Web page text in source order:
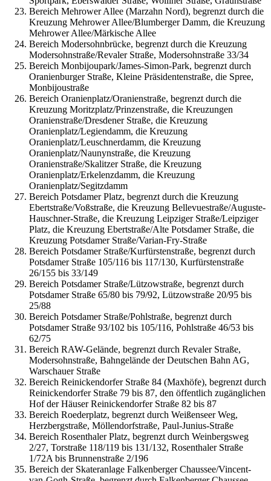
Bereich Mehrower Allee (Marzahn Nord), begrenzt durch die
Kreuzung Mehrower Allee/Blumberger Damm, die Kreuzung
Mehrower Allee/Märkische Allee
Bereich Modersohnbrücke, begrenzt durch die Kreuzung
Modersohnstraße/Revaler Straße, Modersohnstraße 33/34
Bereich Monbijoupark/James-Simon-Park, begrenzt durch
Oranienburger Straße, Kleine Präsidentenstraße, die Spree,
Monbijoustraße
Bereich Oranienplatz/Oranienstraße, begrenzt durch die
Kreuzung Moritzplatz/Prinzenstraße, die Kreuzungen
Oranienstraße/Dresdener Straße, die Kreuzung
Oranienplatz/Legiendamm, die Kreuzung
Oranienplatz/Leuschnerdamm, die Kreuzung
Oranienplatz/Naunynstraße, die Kreuzung
Oranienstraße/Skalitzer Straße, die Kreuzung
Oranienplatz/Erkelenzdamm, die Kreuzung
Oranienplatz/Segitzdamm
Bereich Potsdamer Platz, begrenzt durch die Kreuzung
Ebertstraße/Voßstraße, die Kreuzung Bellevuestraße/Auguste-
Hauschner-Straße, die Kreuzung Leipziger Straße/Leipziger
Platz, die Kreuzung Ebertstraße/Alte Potsdamer Straße, die
Kreuzung Potsdamer Straße/Varian-Fry-Straße
Bereich Potsdamer Straße/Kurfürstenstraße, begrenzt durch
Potsdamer Straße 105/116 bis 117/130, Kurfürstenstraße
26/155 bis 33/149
Bereich Potsdamer Straße/Lützowstraße, begrenzt durch
Potsdamer Straße 65/80 bis 79/92, Lützowstraße 20/95 bis
25/88
Bereich Potsdamer Straße/Pohlstraße, begrenzt durch
Potsdamer Straße 93/102 bis 105/116, Pohlstraße 46/53 bis
62/75
Bereich RAW-Gelände, begrenzt durch Revaler Straße,
Modersohnstraße, Bahngelände der Deutschen Bahn AG,
Warschauer Straße
Bereich Reinickendorfer Straße 84 (Maxhöfe), begrenzt durch
Reinickendorfer Straße 79 bis 87, den öffentlich zugänglichen
Hof der Häuser Reinickendorfer Straße 82 bis 87
Bereich Roederplatz, begrenzt durch Weißenseer Weg,
Herzbergstraße, Möllendorfstraße, Paul-Junius-Straße
Bereich Rosenthaler Platz, begrenzt durch Weinbergsweg
2/27, Torstraße 118/119 bis 131/132, Rosenthaler Straße
1/72A bis Brunnenstraße 2/196
Bereich der Skateranlage Falkenberger Chaussee/Vincent-